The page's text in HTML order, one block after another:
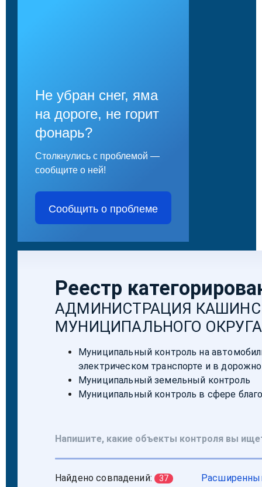
Не убран снег, яма
на дороге, не горит
фонарь?
Столкнулись с проблемой —
сообщите о ней!
Сообщить о проблеме